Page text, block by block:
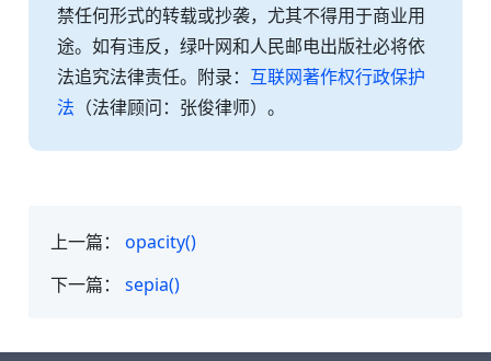
禁任何形式的转载或抄袭，尤其不得用于商业用
途。如有违反，绿叶网和人民邮电出版社必将依
法追究法律责任。附录： 互联网著作权行政保护
法 （法律顾问：张俊律师）。
上一篇： opacity()
下一篇： sepia()